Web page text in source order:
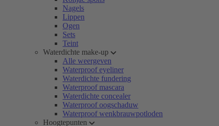
Nagels
Lippen
Ogen
Sets
Teint
Waterdichte make-up
Alle weergeven
Waterproof eyeliner
Waterdichte fundering
Waterproof mascara
Waterdichte concealer
Waterproof oogschaduw
Waterproof wenkbrauwpotloden
Hoogtepunten